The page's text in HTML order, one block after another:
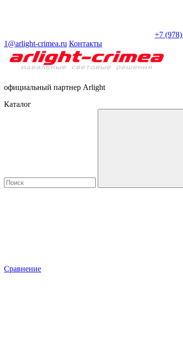
+7
1@arlight-crimea.ru Контакты
официальный партнер Arlight
Каталог
Сравнение